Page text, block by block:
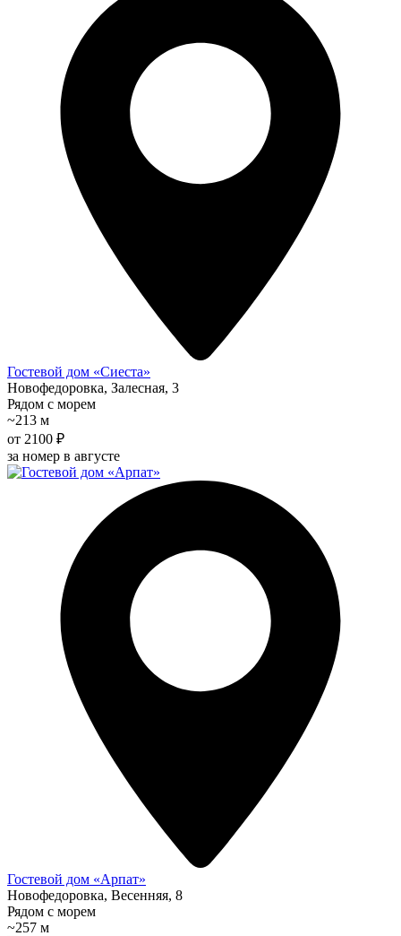
Гостевой дом «Сиеста»
Новофедоровка, Залесная, 3
Рядом с морем
~213 м
от 2100 ₽
за номер в августе
Гостевой дом «Арпат»
Новофедоровка, Весенняя, 8
Рядом с морем
~257 м